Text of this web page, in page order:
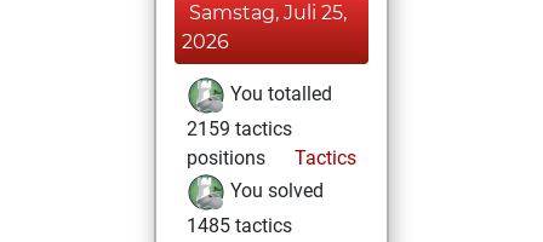
Samstag, Juli 25,
2026
You totalled
2159 tactics
positions
Tactics
You solved
1485 tactics